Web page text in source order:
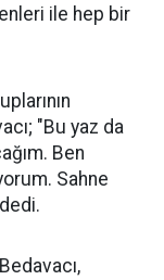
ile hep bir
"Bu yaz da
Ben
Sahne